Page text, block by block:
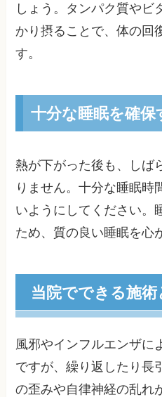
しょう。タンパク質やビ
かり摂ることで、体の回
す。
十分な睡眠を確保
熱が下がった後も、しば
りません。十分な睡眠時
いようにしてください。
ため、質の良い睡眠を心
当院でできる施術
風邪やインフルエンザに
ですが、繰り返したり長
の歪みや自律神経の乱れ